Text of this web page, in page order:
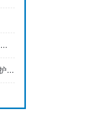
PH计和溶氧仪在城市生活污水处理厂的应用
pH计好坏的检验和使用维护要点